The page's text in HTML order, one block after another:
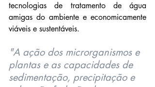
tecnologias de tratamento de água
amigas do ambiente e economicamente
viáveis e sustentáveis.
"A ação dos microrganismos e
plantas e as capacidades de
sedimentação, precipitação e